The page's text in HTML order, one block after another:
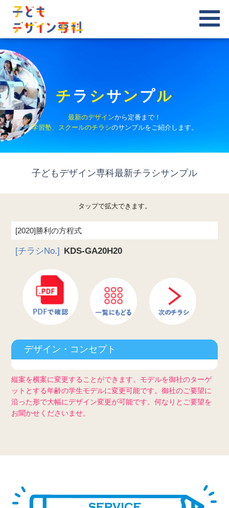
チ ラ シサン プル
最新のデザインから定番まで！
学習塾、スクールのチラシのサンプルをご紹介します。
子どもデザイン専科最新チラシサンプル
タップで拡大できます。
[2020]勝利の方程式
[チラシNo.] KDS-GA20H20
デザイン・コンセプト
縦案を横案に変更することができます。モデルを御社のターゲ
ットとする年齢の学生モデルに変更可能です。御社のご要望に
沿った形で大幅にデザイン変更が可能です。何なりとご要望を
お聞かせくださいませ。